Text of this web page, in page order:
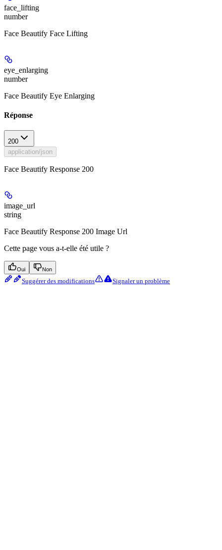
face_lifting
number
Face Beautify Face Lifting
eye_enlarging
number
Face Beautify Eye Enlarging
Réponse
200
application/json
Face Beautify Response 200
image_url
string
Face Beautify Response 200 Image Url
Cette page vous a-t-elle été utile ?
Oui Non
Suggérer des modifications Signaler un problème